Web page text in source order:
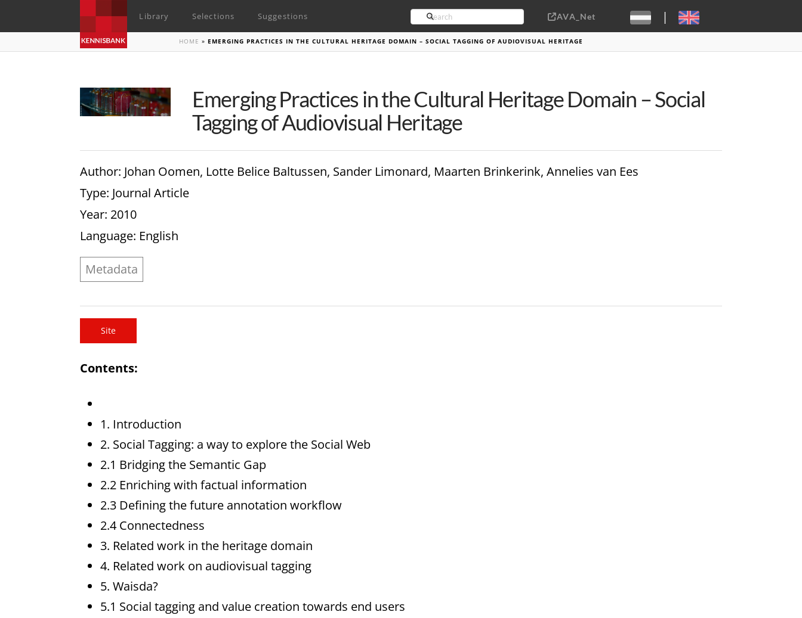
Library Selections Suggestions Search AVA_Net | Sebastiaan ter Burg, CC-BY-2.0
HOME »EMERGING PRACTICES IN THE CULTURAL HERITAGE DOMAIN – SOCIAL TAGGING OF AUDIOVISUAL HERITAGE
Emerging Practices in the Cultural Heritage Domain – Social
Tagging of Audiovisual Heritage
Author: Johan Oomen, Lotte Belice Baltussen, Sander Limonard, Maarten Brinkerink, Annelies van Ees
Type: Journal Article
Year: 2010
Language: English
Metadata
Site
Contents:
1. Introduction
2. Social Tagging: a way to explore the Social Web
2.1 Bridging the Semantic Gap
2.2 Enriching with factual information
2.3 Defining the future annotation workflow
2.4 Connectedness
3. Related work in the heritage domain
4. Related work on audiovisual tagging
5. Waisda?
5.1 Social tagging and value creation towards end users